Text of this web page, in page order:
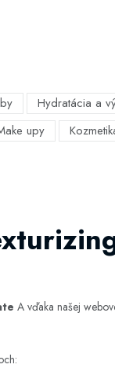
Hydratácia a
upy
A vďaka našej